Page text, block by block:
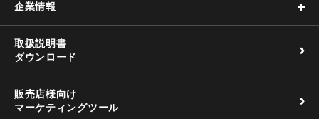
企業情報
取扱説明書
ダウンロード
販売店様向け
マーケティングツール